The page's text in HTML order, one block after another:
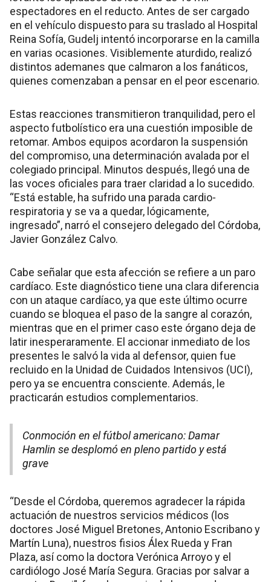
espectadores en el reducto. Antes de ser cargado
en el vehículo dispuesto para su traslado al Hospital
Reina Sofía, Gudelj intentó incorporarse en la camilla
en varias ocasiones. Visiblemente aturdido, realizó
distintos ademanes que calmaron a los fanáticos,
quienes comenzaban a pensar en el peor escenario.
Estas reacciones transmitieron tranquilidad, pero el
aspecto futbolístico era una cuestión imposible de
retomar. Ambos equipos acordaron la suspensión
del compromiso, una determinación avalada por el
colegiado principal. Minutos después, llegó una de
las voces oficiales para traer claridad a lo sucedido.
“Está estable, ha sufrido una parada cardio-
respiratoria y se va a quedar, lógicamente,
ingresado”, narró el consejero delegado del Córdoba,
Javier González Calvo.
Cabe señalar que esta afección se refiere a un paro
cardíaco. Este diagnóstico tiene una clara diferencia
con un ataque cardíaco, ya que este último ocurre
cuando se bloquea el paso de la sangre al corazón,
mientras que en el primer caso este órgano deja de
latir inesperaramente. El accionar inmediato de los
presentes le salvó la vida al defensor, quien fue
recluido en la Unidad de Cuidados Intensivos (UCI),
pero ya se encuentra consciente. Además, le
practicarán estudios complementarios.
Conmoción en el fútbol americano: Damar
Hamlin se desplomó en pleno partido y está
grave
“Desde el Córdoba, queremos agradecer la rápida
actuación de nuestros servicios médicos (los
doctores José Miguel Bretones, Antonio Escribano y
Martín Luna), nuestros fisios Álex Rueda y Fran
Plaza, así como la doctora Verónica Arroyo y el
cardiólogo José María Segura. Gracias por salvar a